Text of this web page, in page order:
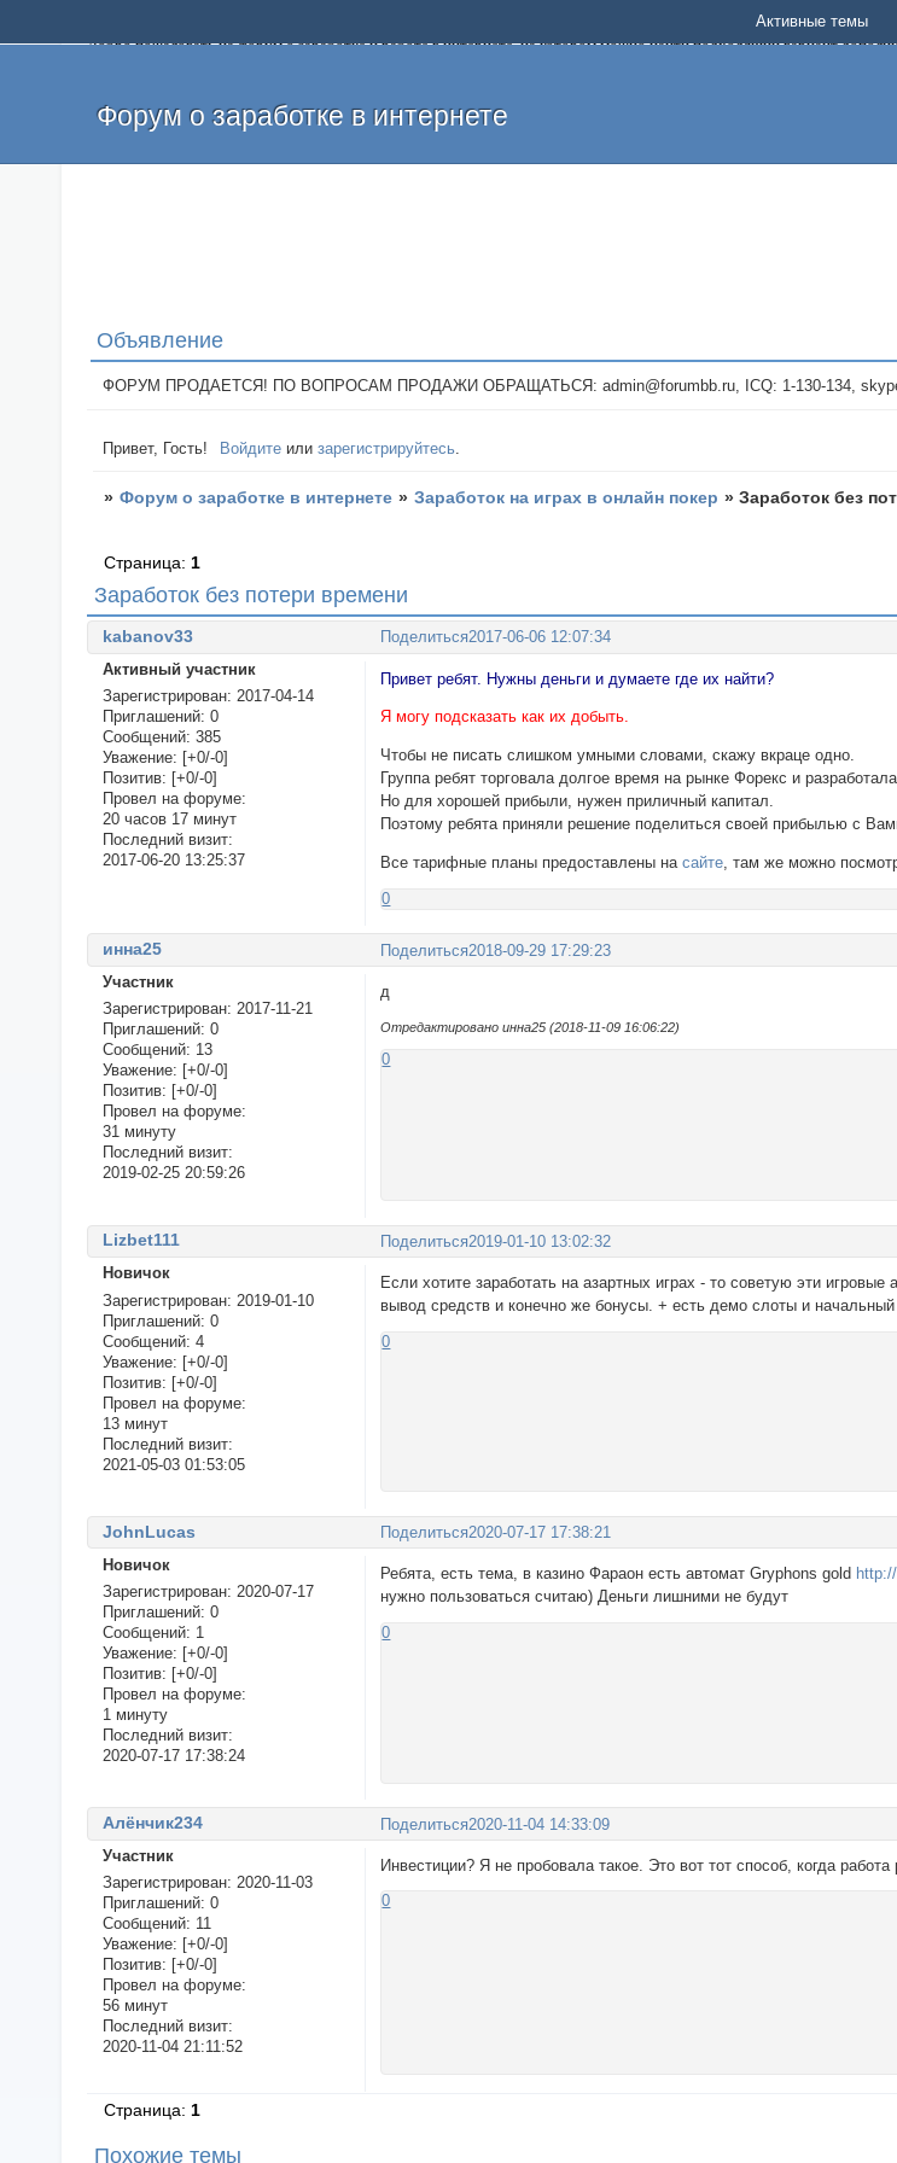
Добро пожаловать на форум о заработке и работе в интернете, на котором можно найти подходящий вариант
и оставлять свои отзывы. Если вы знаете, что определенный проект или сайт не платит, то указывайте в теме что
легкие деньги без вложений и регистрации уже сегодня. Создавайте новые темы, размещайте объявления со своими
Форум о заработке в интернете
Активные темы
Объявление
ФОРУМ ПРОДАЕТСЯ! ПО ВОПРОСАМ ПРОДАЖИ ОБРАЩАТЬСЯ: admin@forumbb.ru, ICQ: 1-130-134, skype:
Привет, Гость! Войдите илизарегистрируйтесь.
» Форум о заработке в интернете » Заработок на играх в онлайн покер »Заработок без
Заработок без потери времени
Страница: 1
Поделиться2017-06-06 12:07:34
kabanov33
Активный участник
Зарегистрирован: 2017-04-14
Приглашений: 0
Сообщений: 385
Уважение: [+0/-0]
Позитив: [+0/-0]
Провел на форуме:
20 часов 17 минут
Последний визит:
2017-06-20 13:25:37
Привет ребят. Нужны деньги и думаете где их найти?
Я могу подсказать как их добыть.
Чтобы не писать слишком умными словами, скажу вкраце одно.
Группа ребят торговала долгое время на рынке Форекс и
Но для хорошей прибыли, нужен приличный капитал.
Поэтому ребята приняли решение поделиться своей прибылью с
Все тарифные планы предоставлены насайте , там же можно
0
Поделиться2018-09-29 17:29:23
инна25
Участник
Зарегистрирован: 2017-11-21
Приглашений: 0
Сообщений: 13
Уважение: [+0/-0]
Позитив: [+0/-0]
Провел на форуме:
31 минуту
Последний визит:
2019-02-25 20:59:26
д
Отредактировано инна25 (2018-11-09 16:06:22)
0
Поделиться2019-01-10 13:02:32
Lizbet111
Новичок
Зарегистрирован: 2019-01-10
Приглашений: 0
Сообщений: 4
Уважение: [+0/-0]
Позитив: [+0/-0]
Провел на форуме:
13 минут
Последний визит:
2021-05-03 01:53:05
Если хотите заработать на азартных играх - то советую эти игровые
вывод средств и конечно же бонусы. + есть демо слоты и
0
Поделиться2020-07-17 17:38:21
JohnLucas
Новичок
Зарегистрирован: 2020-07-17
Приглашений: 0
Сообщений: 1
Уважение: [+0/-0]
Позитив: [+0/-0]
Провел на форуме:
1 минуту
Последний визит:
2020-07-17 17:38:24
Ребята, есть тема, в казино Фараон есть автомат Gryphons gold
нужно пользоваться считаю) Деньги лишними не будут
0
Поделиться2020-11-04 14:33:09
Алёнчик234
Участник
Зарегистрирован: 2020-11-03
Приглашений: 0
Сообщений: 11
Уважение: [+0/-0]
Позитив: [+0/-0]
Провел на форуме:
56 минут
Последний визит:
2020-11-04 21:11:52
Инвестиции? Я не пробовала такое. Это вот тот способ, когда
0
Страница:1
Похожие темы